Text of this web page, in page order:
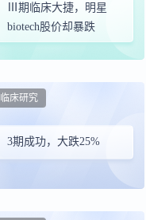
Ⅲ期临床大捷，明星
biotech股价却暴跌
3期成功，大跌25%
临床研究